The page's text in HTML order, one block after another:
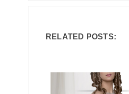
RELATED POSTS: